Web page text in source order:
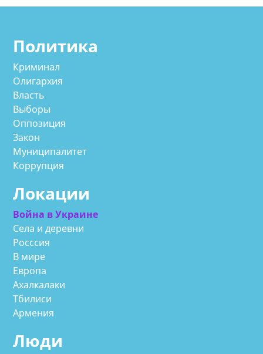
Политика
Криминал
Олигархия
Власть
Выборы
Оппозиция
Закон
Муниципалитет
Коррупция
Локации
Война в Украине
Села и деревни
Росссия
В мире
Европа
Ахалкалаки
Тбилиси
Армения
Люди